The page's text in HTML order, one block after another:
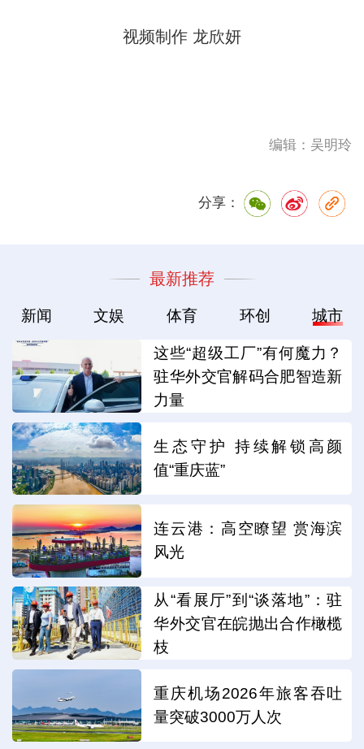
视频制作 龙欣妍
编辑：吴明玲
分享：
最新推荐
新闻 文娱 体育 环创 城市
这些“超级工厂”有何魔力？
驻华外交官解码合肥智造新
力量
生态守护 持续解锁高颜
值“重庆蓝”
连云港：高空瞭望 赏海滨
风光
从“看展厅”到“谈落地”：驻
华外交官在皖抛出合作橄榄
枝
重庆机场2026年旅客吞吐
量突破3000万人次